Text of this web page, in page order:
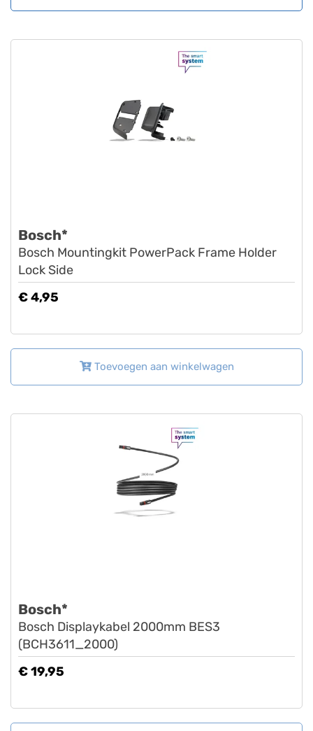
Bosch*
Bosch Mountingkit PowerPack Frame Holder
Lock Side
€ 4,95
Toevoegen aan winkelwagen
Bosch*
Bosch Displaykabel 2000mm BES3
(BCH3611_2000)
€ 19,95